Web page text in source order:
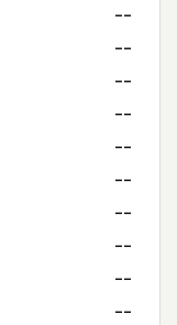
--
--
--
--
--
--
--
--
--
--